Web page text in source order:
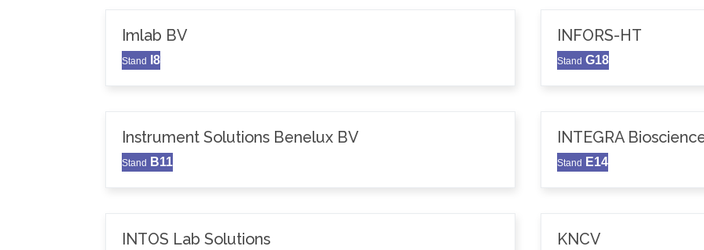
Imlab BV
Stand I8
INFORS-HT
Stand G18
Instrument Solutions Benelux BV
Stand B11
INTEGRA
Stand E14
INTOS Lab Solutions KNCV